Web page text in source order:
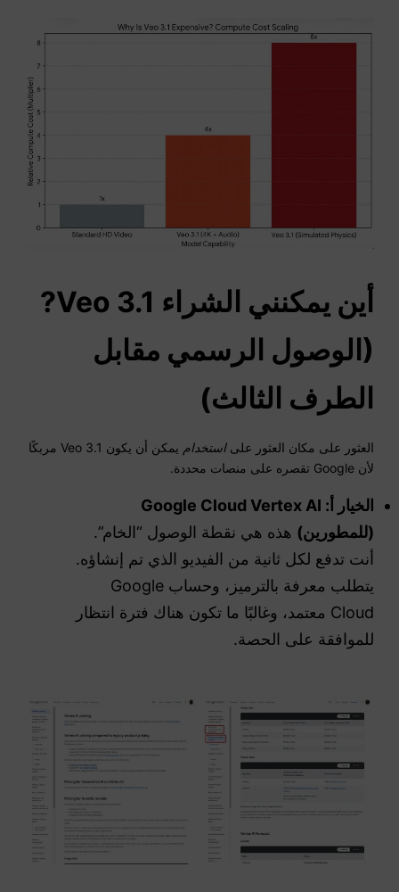
أين يمكنني الشراء Veo
3.1?
(الوصول الرسمي مقابل
الطرف الثالث)
العثور على مكان العثور علىاستخدام
يمكن أن يكون Veo 3.1 مربكًا
لأن Google تقصره على منصات محددة.
الخيار أ: Google Cloud Vertex AI
(للمطورين) هذه هي نقطة الوصول “الخام”.
أنت تدفع لكل ثانية من الفيديو الذي تم إنشاؤه.
يتطلب معرفة بالترميز، وحساب Google
Cloud معتمد، وغالبًا ما تكون هناك فترة انتظار
للموافقة على الحصة.